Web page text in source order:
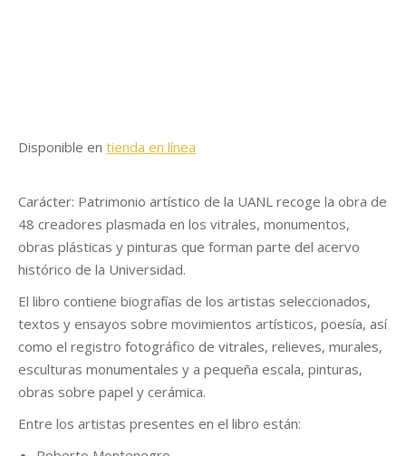
Disponible en tienda en línea
Carácter: Patrimonio artístico de la UANL recoge la obra de
48 creadores plasmada en los vitrales, monumentos,
obras plásticas y pinturas que forman parte del acervo
histórico de la Universidad.
El libro contiene biografías de los artistas seleccionados,
textos y ensayos sobre movimientos artísticos, poesía, así
como el registro fotográfico de vitrales, relieves, murales,
esculturas monumentales y a pequeña escala, pinturas,
obras sobre papel y cerámica.
Entre los artistas presentes en el libro están: